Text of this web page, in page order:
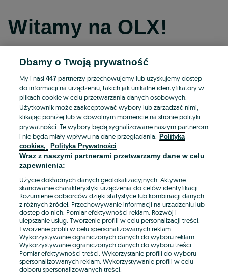
Witamy na OLX!
Kontynuuj przez Facebooka
Kontynuuj przez konto Apple
Kontynuuj przez konto Google
LUB
E-mail
Hasło
Dbamy o Twoją prywatność
My i nasi447 partnerzy przechowujemy lub uzyskujemy dostęp
do informacji na urządzeniu, takich jak unikalne identyfikatory w
plikach cookie w celu przetwarzania danych osobowych.
Użytkownik może zaakceptować wybory lub zarządzać nimi,
klikając poniżej lub w dowolnym momencie na stronie polityki
prywatności. Te wybory będą sygnalizowane naszym partnerom
i nie będą miały wpływu na dane przeglądania.
Polityka
cookies,
Polityka Prywatności
Wraz z naszymi partnerami przetwarzamy dane w celu
zapewnienia:
Użycie dokładnych danych geolokalizacyjnych. Aktywne
skanowanie charakterystyki urządzenia do celów identyfikacji.
Rozumienie odbiorców dzięki statystyce lub kombinacji danych
z różnych źródeł. Przechowywanie informacji na urządzeniu lub
dostęp do nich. Pomiar efektywności reklam. Rozwój i
ulepszanie usług. Tworzenie profili w celu personalizacji treści.
Tworzenie profili w celu spersonalizowanych reklam.
Wykorzystywanie ograniczonych danych do wyboru reklam.
Wykorzystywanie ograniczonych danych do wyboru treści.
Pomiar efektywności treści. Wykorzystanie profili do wyboru
spersonalizowanych reklam. Wykorzystywanie profili w celu
doboru spersonalizowanych treści.